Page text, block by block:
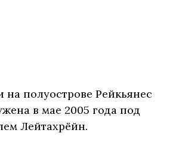
полуострове Рейкьянес
в мае 2005 года под
Лейтахрёйн.